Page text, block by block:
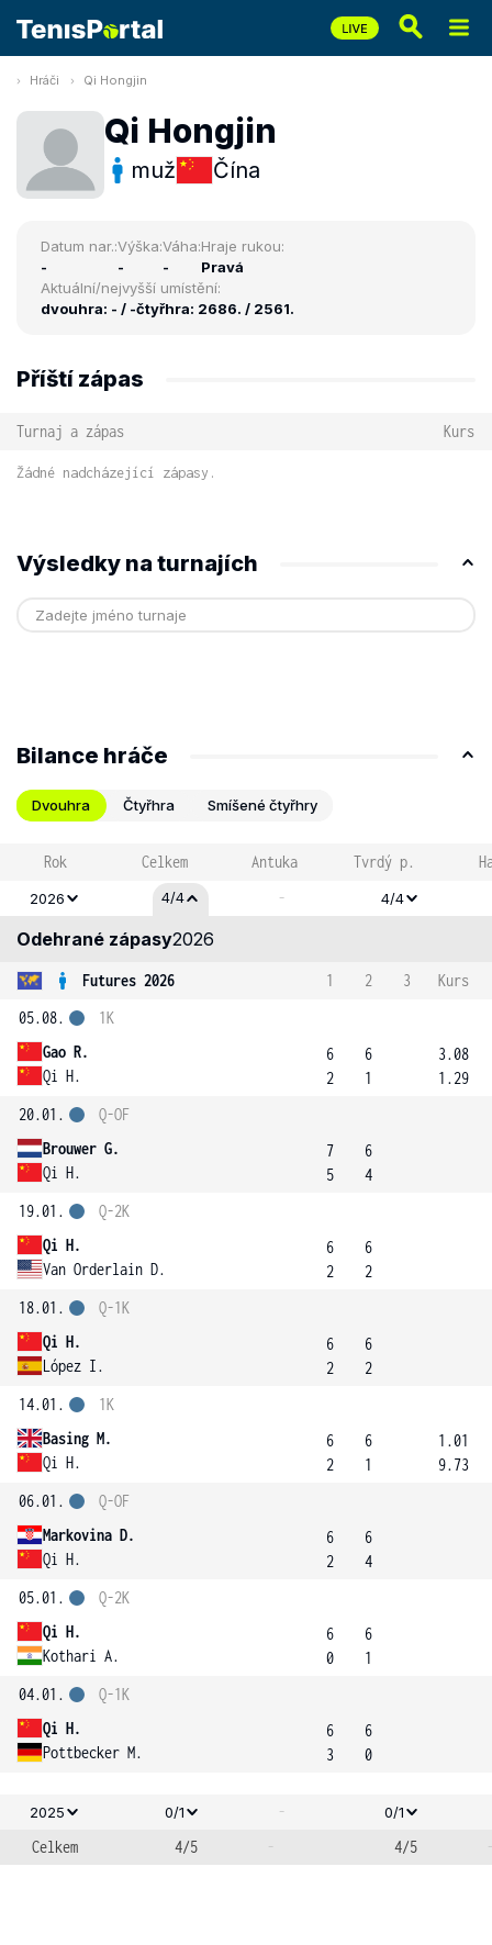
Hráči Qi Hongjin
Qi Hongjin
muž Čína
Datum nar.:
-
Výška:
-
Váha:
-
Hraje rukou:
Pravá
Aktuální/nejvyšší umístění:
dvouhra: - / -čtyřhra: 2686. / 2561.
Příští zápas
Turnaj a zápas Kurs
Žádné nadcházející zápasy.
Výsledky na turnajích
Bilance hráče
Dvouhra Čtyřhra Smíšené čtyřhry
Rok Celkem Antuka Tvrdý p.
2026 4/4 - 4/4
Odehrané zápasy2026
Futures 2026 1 2 3
Kurs
05.08.
Gao R.
Qi H.
1K
6
2
6
1
3.08
1.29
20.01.
Brouwer G.
Qi H.
Q-OF
7
5
6
4
19.01.
Qi H.
Van Orderlain D.
Q-2K
6
2
6
2
18.01.
Qi H.
López I.
Q-1K
6
2
6
2
14.01.
Basing M.
Qi H.
1K
6
2
6
1
1.01
9.73
06.01.
Markovina D.
Qi H.
Q-OF
6
2
6
4
05.01.
Qi H.
Kothari A.
Q-2K
6
0
6
1
04.01.
Qi H.
Pottbecker M.
Q-1K
6
3
6
0
2025 0/1 - 0/1
Celkem 4/5 - 4/5